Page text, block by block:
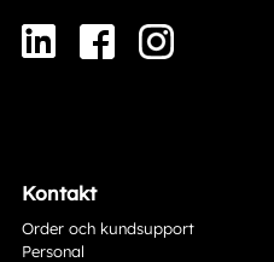
Kontakt
Order och kundsupport
Personal